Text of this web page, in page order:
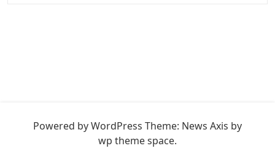
Powered by WordPress Theme: News Axis by
wp theme space.